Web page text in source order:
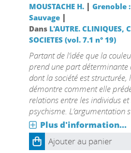
MOUSTACHE H. | Grenoble
Sauvage|
Dans L'AUTRE. CLINIQUES,
SOCIETES (vol. 7.1 n° 19)
Partant de l’idée que la
prend une part déterminante
dont la société est structurée,
démontre comment elle
relations entre les individus
psychisme. L’argumentation
Plus d'information...
Ajouter au panier